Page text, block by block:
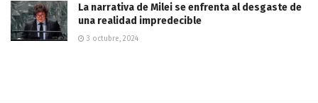
La narrativa de Milei se enfrenta al desgaste de
una realidad impredecible
3 octubre, 2024